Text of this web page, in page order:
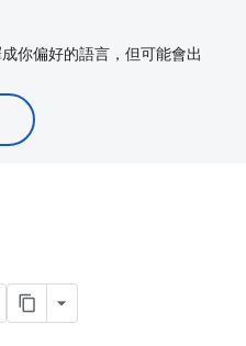
你偏好的語言，但可能會出